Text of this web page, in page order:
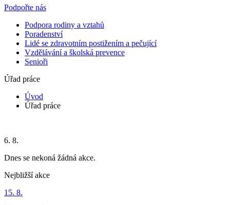
Podpořte nás
Podpora rodiny a vztahů
Poradenství
Lidé se zdravotním postižením a pečující
Vzdělávání a školská prevence
Senioři
Úřad práce
Úvod
Úřad práce
6. 8.
Dnes se nekoná žádná akce.
Nejbližší akce
15. 8.